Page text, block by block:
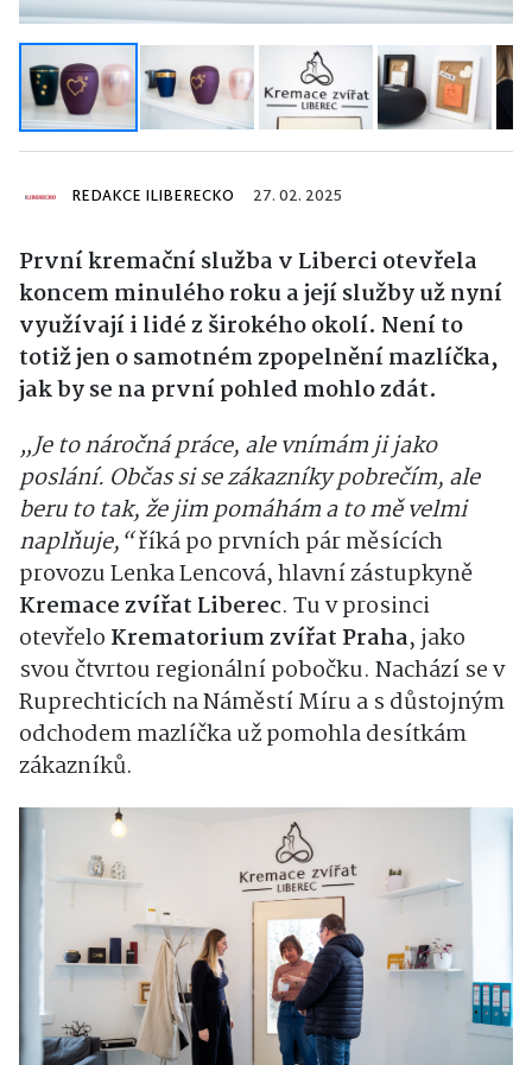
REDAKCE ILIBERECKO 27. 02. 2025
První kremační služba v Liberci otevřela
koncem minulého roku a její služby už nyní
využívají i lidé z širokého okolí. Není to
totiž jen o samotném zpopelnění mazlíčka,
jak by se na první pohled mohlo zdát.
„Je to náročná práce, ale vnímám ji jako
poslání. Občas si se zákazníky pobrečím, ale
beru to tak, že jim pomáhám a to mě velmi
naplňuje,“říká po prvních pár měsících
provozu Lenka Lencová, hlavní zástupkyně
Kremace zvířat Liberec. Tu v prosinci
otevřelo Krematorium zvířat Praha, jako
svou čtvrtou regionální pobočku. Nachází se v
Ruprechticích na Náměstí Míru a s důstojným
odchodem mazlíčka už pomohla desítkám
zákazníků.